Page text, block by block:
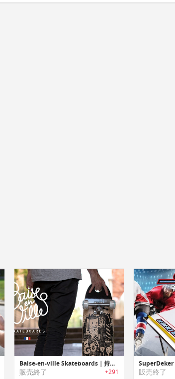
Baise-en-ville Skateboards｜持ち運びに便利な穴の空いたアーバンクルーザーボード
販売終了 +291 販売終了